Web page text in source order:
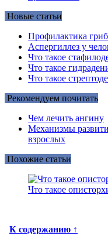
Новые статьи
Профилактика
Аспергиллез у
Что такое
Что такое
Что такое
Рекомендуем почитать
Чем лечить ангину
Механизмы
взрослых
Похожие статьи
Что такое
К содержанию ↑